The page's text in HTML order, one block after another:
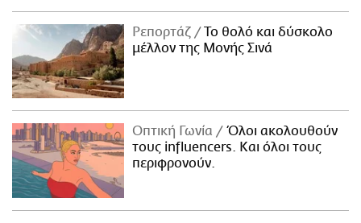
Ρεπορτάζ
Το θολό και δύσκολο
μέλλον της Μονής Σινά
Οπτική Γωνία
Όλοι ακολουθούν
τους influencers. Και όλοι τους
περιφρονούν.